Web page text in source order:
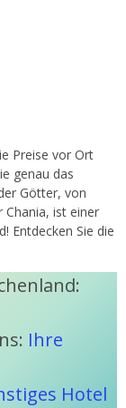
Preise vor Ort
genau das
Götter, von
ist einer
Entdecken Sie die
Ihre
Hotel